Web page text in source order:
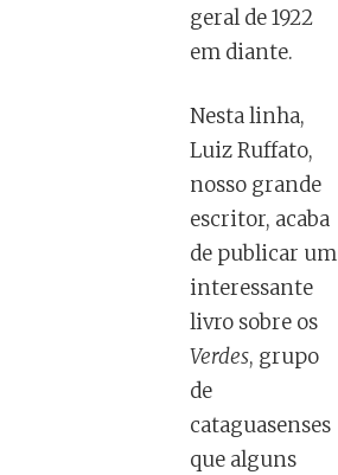
geral de 1922
em diante.
Nesta linha,
Luiz Ruffato,
nosso grande
escritor, acaba
de publicar um
interessante
livro sobre os
Verdes, grupo
de
cataguasenses
que alguns